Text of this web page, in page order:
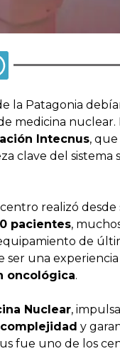
la Patagonia
medicina nuclear.
Intecnus,
clave del sistema
realizó
pacientes,
de
ser una
oncológica.
Nuclear,
y
fue uno de los